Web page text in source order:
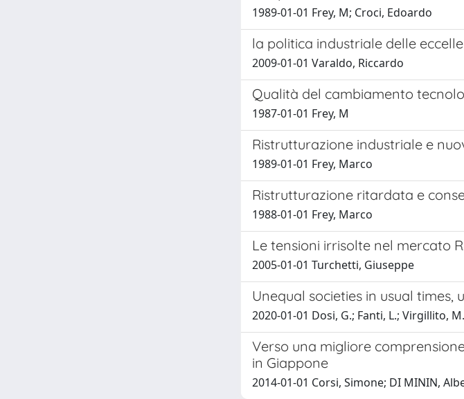
1989-01-01 Frey, M; Croci, Edoardo
la politica industriale delle
2009-01-01 Varaldo, Riccardo
Qualità del cambiamento
1987-01-01 Frey, M
Ristrutturazione industriale e
1989-01-01 Frey, Marco
Ristrutturazione ritardata e
1988-01-01 Frey, Marco
Le tensioni irrisolte nel mercato
2005-01-01 Turchetti, Giuseppe
Unequal societies in usual times,
2020-01-01 Dosi, G.; Fanti, L.; Virgillito,
Verso una migliore
in Giappone
2014-01-01 Corsi, Simone; DI MININ,